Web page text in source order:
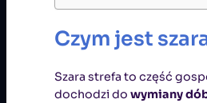
Czym jest
Szara strefa to część
dochodzi do wymiany